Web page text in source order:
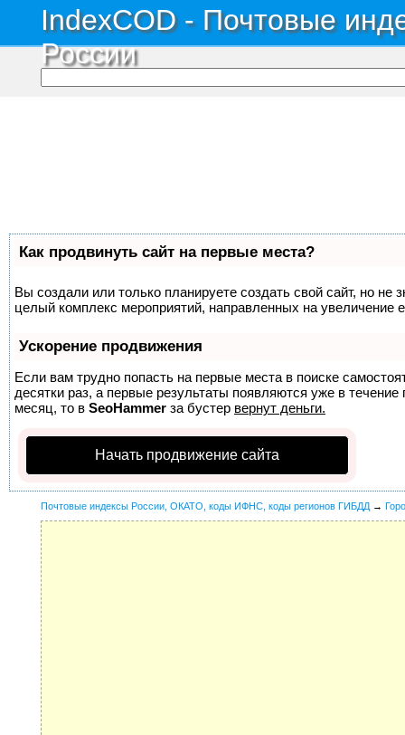
IndexCOD - Почтовые
России
Как продвинуть сайт на первые места?
Вы создали или только планируете создать свой сайт, но не
целый комплекс мероприятий, направленных на увеличение
Ускорение продвижения
Если вам трудно попасть на первые места в поиске
десятки раз, а первые результаты появляются уже в
месяц, то в SeoHammer за бустер вернут деньги.
Начать продвижение сайта
Почтовые индексы России, ОКАТО, коды ИФНС, коды регионов ГИБДД →